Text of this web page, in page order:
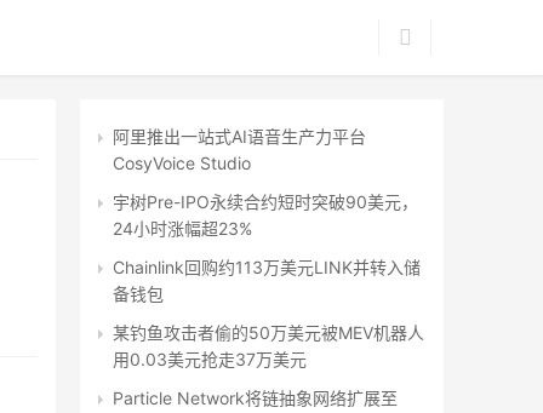
阿里推出一站式AI语音生产力平台
CosyVoice Studio
宇树Pre-IPO永续合约短时突破90美元，
24小时涨幅超23%
Chainlink回购约113万美元LINK并转入储
备钱包
某钓鱼攻击者偷的50万美元被MEV机器人
用0.03美元抢走37万美元
Particle Network将链抽象网络扩展至